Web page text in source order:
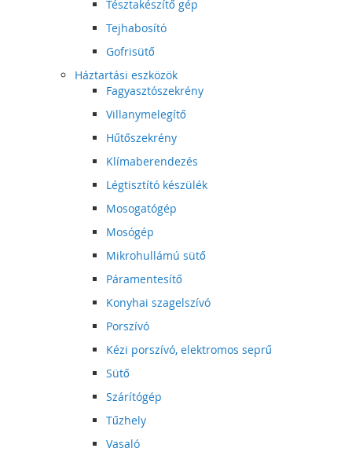
Tésztakészítő gép
Tejhabosító
Gofrisütő
Háztartási eszközök
Fagyasztószekrény
Villanymelegítő
Hűtőszekrény
Klímaberendezés
Légtisztító készülék
Mosogatógép
Mosógép
Mikrohullámú sütő
Páramentesítő
Konyhai szagelszívó
Porszívó
Kézi porszívó, elektromos seprű
Sütő
Szárítógép
Tűzhely
Vasaló